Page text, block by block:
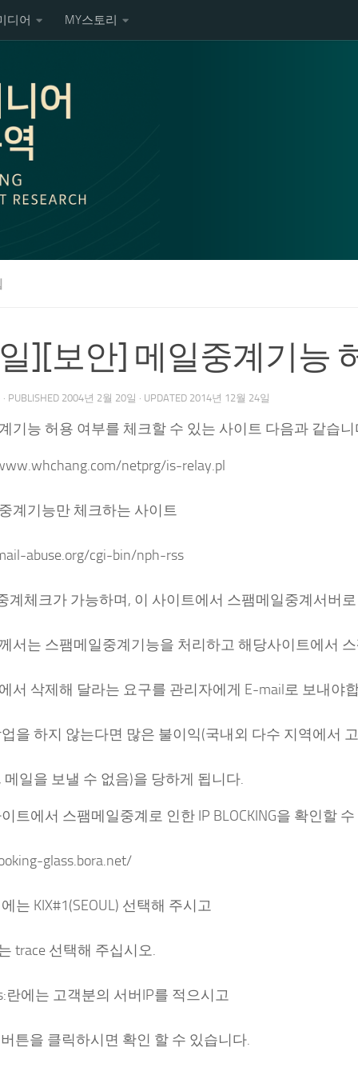
디어 MY스토리
][보안] 메일중계기능
· PUBLISHED 2004년 2월 20일 · UPDATED 2014년 12월 24일
기능 허용 여부를 체크할 수 있는 사이트 다음과 같습니
netprg/is-relay.pl
계기능만 체크하는 사이트
abuse.org/cgi-bin/nph-rss
계체크가 가능하며, 이 사이트에서 스팸메일중계서버
서는 스팸메일중계기능을 처리하고 해당사이트에서
서 삭제해 달라는 요구를 관리자에게 E-mail로 보내야
을 하지 않는다면 많은 불이익(국내외 다수 지역에서
메일을 보낼 수 없음)을 당하게 됩니다.
트에서 스팸메일중계로 인한 IP BLOCKING을 확인할
glass.bora.net/
는 KIX#1(SEOUL) 선택해 주시고
trace 선택해 주십시오.
란에는 고객분의 서버IP를 적으시고
튼을 클릭하시면 확인 할 수 있습니다.